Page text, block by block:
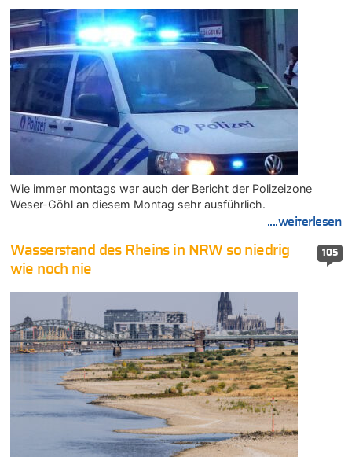
Wie immer montags war auch der Bericht der Polizeizone
Weser-Göhl an diesem Montag sehr ausführlich.
....weiterlesen
105
Wasserstand des Rheins in NRW so niedrig
wie noch nie